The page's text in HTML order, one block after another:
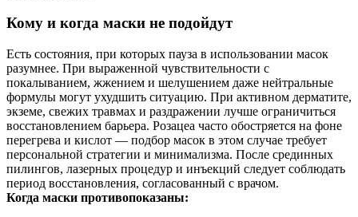
Кому и когда маски не подойдут
Есть состояния, при которых пауза в использовании масок
разумнее. При выраженной чувствительности с
покалыванием, жжением и шелушением даже нейтральные
формулы могут ухудшить ситуацию. При активном дерматите,
экземе, свежих травмах и раздражении лучше ограничиться
восстановлением барьера. Розацеа часто обостряется на фоне
перегрева и кислот — подбор масок в этом случае требует
персональной стратегии и минимализма. После срединных
пилингов, лазерных процедур и инъекций следует соблюдать
период восстановления, согласованный с врачом.
Когда маски противопоказаны: